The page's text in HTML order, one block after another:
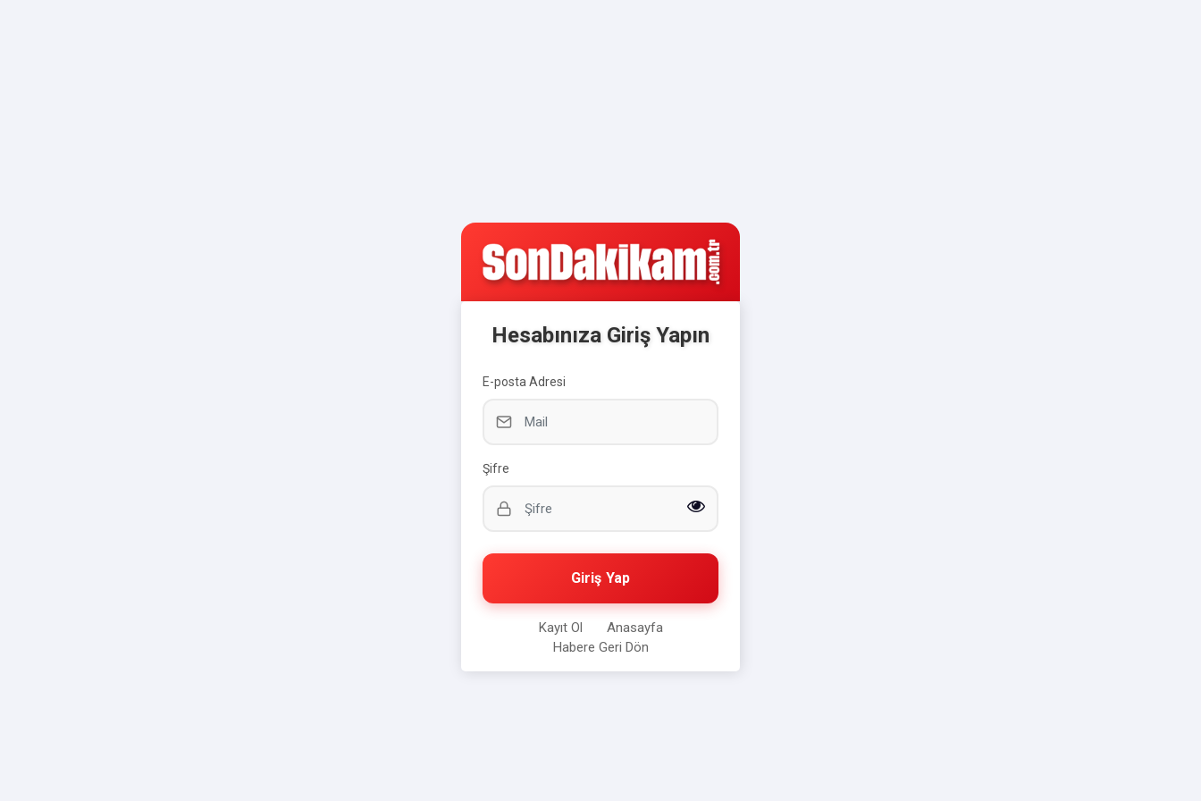
Hesabınıza Giriş Yapın
E-posta Adresi
Şifre
Giriş Yap
Kayıt Ol
Anasayfa
Habere Geri Dön